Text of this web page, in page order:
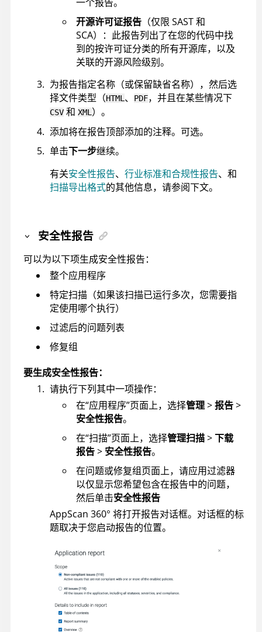
开源许可证报告 （仅限 SAST 和
SCA）：此报告列出了在您的代码中找
到的按许可证分类的所有开源库，以及
关联的开源风险级别。
为报告指定名称（或保留缺省名称），然后选
择文件类型（HTML、 PDF，并且在某些情况下
CSV 和 XML）。
添加将在报告顶部添加的注释。可选。
单击下一步继续。
有关安全性报告、 行业标准和合规性报告、和
扫描导出格式的其他信息，请参阅下文。
安全性报告
可以为以下项生成安全性报告：
整个应用程序
特定扫描（如果该扫描已运行多次，您需要指
定使用哪个执行）
过滤后的问题列表
修复组
要生成安全性报告：
请执行下列其中一项操作：
在“应用程序”页面上，选择管理>报告>
安全性报告。
在“扫描”页面上，选择管理扫描>下载
报告> 安全性报告。
在问题或修复组页面上，请应用过滤器
以仅显示您希望包含在报告中的问题，
然后单击安全性报告
AppScan 360° 将打开报告对话框。对话框的标
题取决于您启动报告的位置。